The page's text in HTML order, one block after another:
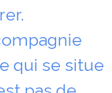
qui se situe